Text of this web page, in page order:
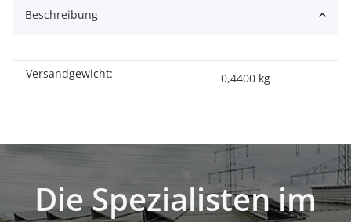
Beschreibung
Produkteigenschaft
Wert
Versandgewicht: 0,4400 kg
Die Spezialisten im